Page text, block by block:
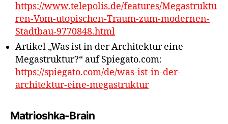
https://www.telepolis.de/features/Megastruktu
ren-Vom-utopischen-Traum-zum-modernen-
Stadtbau-9770848.html
Artikel „Was ist in der Architektur eine
Megastruktur?“ auf Spiegato.com:
https://spiegato.com/de/was-ist-in-der-
architektur-eine-megastruktur
Matrioshka-Brain